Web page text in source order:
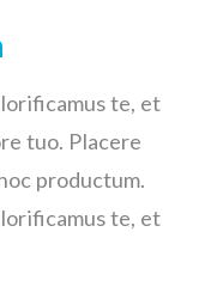
te, et
tuo. Placere
productum.
te, et